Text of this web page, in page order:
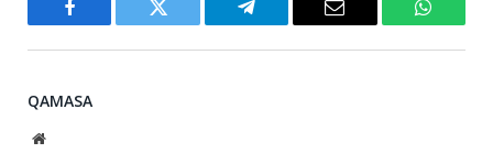
Facebook Twitter Telegram Email
QAMASA
Website